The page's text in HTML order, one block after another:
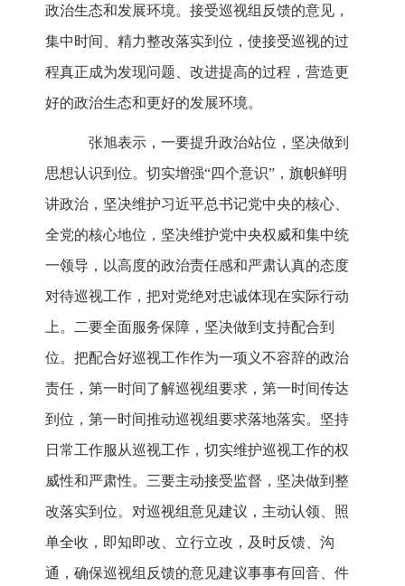
政治生态和发展环境。接受巡视组反馈的意见，
集中时间、精力整改落实到位，使接受巡视的过
程真正成为发现问题、改进提高的过程，营造更
好的政治生态和更好的发展环境。
张旭表示，一要提升政治站位，坚决做到
思想认识到位。切实增强“四个意识”，旗帜鲜明
讲政治，坚决维护习近平总书记党中央的核心、
全党的核心地位，坚决维护党中央权威和集中统
一领导，以高度的政治责任感和严肃认真的态度
对待巡视工作，把对党绝对忠诚体现在实际行动
上。二要全面服务保障，坚决做到支持配合到
位。把配合好巡视工作作为一项义不容辞的政治
责任，第一时间了解巡视组要求，第一时间传达
到位，第一时间推动巡视组要求落地落实。坚持
日常工作服从巡视工作，切实维护巡视工作的权
威性和严肃性。三要主动接受监督，坚决做到整
改落实到位。对巡视组意见建议，主动认领、照
单全收，即知即改、立行立改，及时反馈、沟
通，确保巡视组反馈的意见建议事事有回音、件